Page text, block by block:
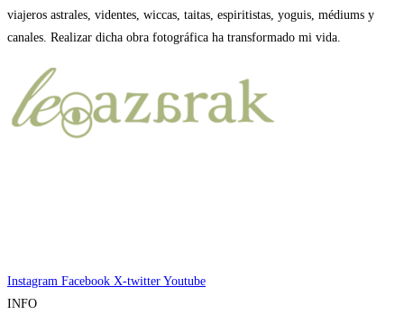
viajeros astrales, videntes, wiccas, taitas, espiritistas, yoguis, médiums y
canales. Realizar dicha obra fotográfica ha transformado mi vida.
Instagram Facebook X-twitter Youtube
INFO